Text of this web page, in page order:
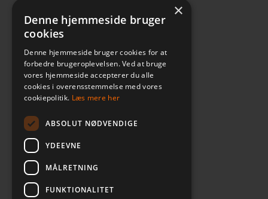
×
Denne hjemmeside bruger
cookies
Denne hjemmeside bruger cookies for at
forbedre brugeroplevelsen. Ved at bruge
vores hjemmeside accepterer du alle
cookies i overensstemmelse med vores
cookiepolitik. Læs mere her
ABSOLUT NØDVENDIGE
YDEEVNE
MÅLRETNING
FUNKTIONALITET